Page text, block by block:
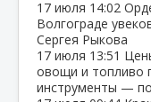
17 июля 14:02
Волгограде
Сергея Рыкова
17 июля 13:51
овощи и топливо
инструменты —